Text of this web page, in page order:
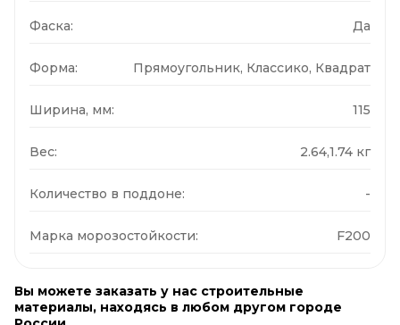
Фаска: Да
Форма: Прямоугольник, Классико, Квадрат
Ширина, мм: 115
Вес: 2.64,1.74 кг
Количество в поддоне: -
Марка морозостойкости: F200
Вы можете заказать у нас строительные
материалы, находясь в любом другом городе